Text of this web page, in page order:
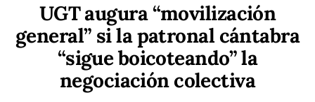
UGT augura “movilización
general” si la patronal cántabra
“sigue boicoteando” la
negociación colectiva